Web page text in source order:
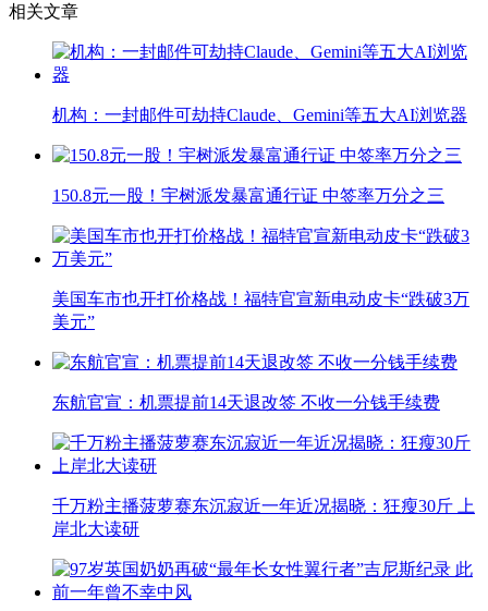
相关文章
机构：一封邮件可劫持Claude、Gemini等五大AI浏览器
150.8元一股！宇树派发暴富通行证 中签率万分之三
美国车市也开打价格战！福特官宣新电动皮卡“跌破3万
美元”
东航官宣：机票提前14天退改签 不收一分钱手续费
千万粉主播菠萝赛东沉寂近一年近况揭晓：狂瘦30斤 上
岸北大读研